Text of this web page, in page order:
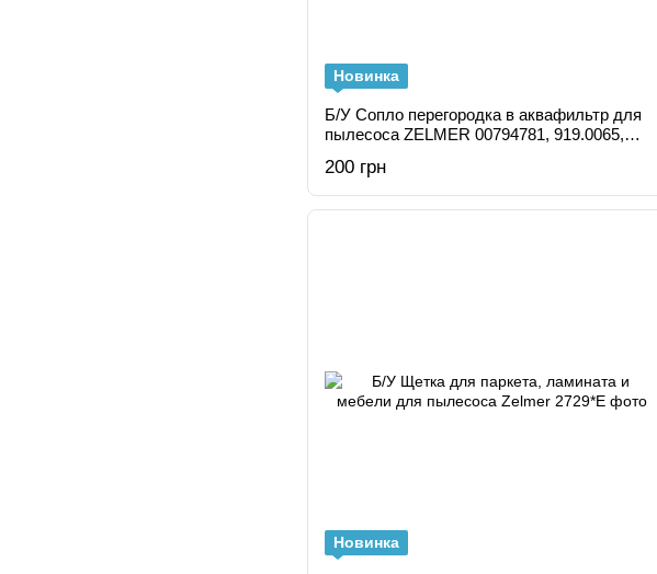
Новинка
Б/У Сопло перегородка в аквафильтр для
пылесоса ZELMER 00794781, 919.0065,
200 грн
Новинка